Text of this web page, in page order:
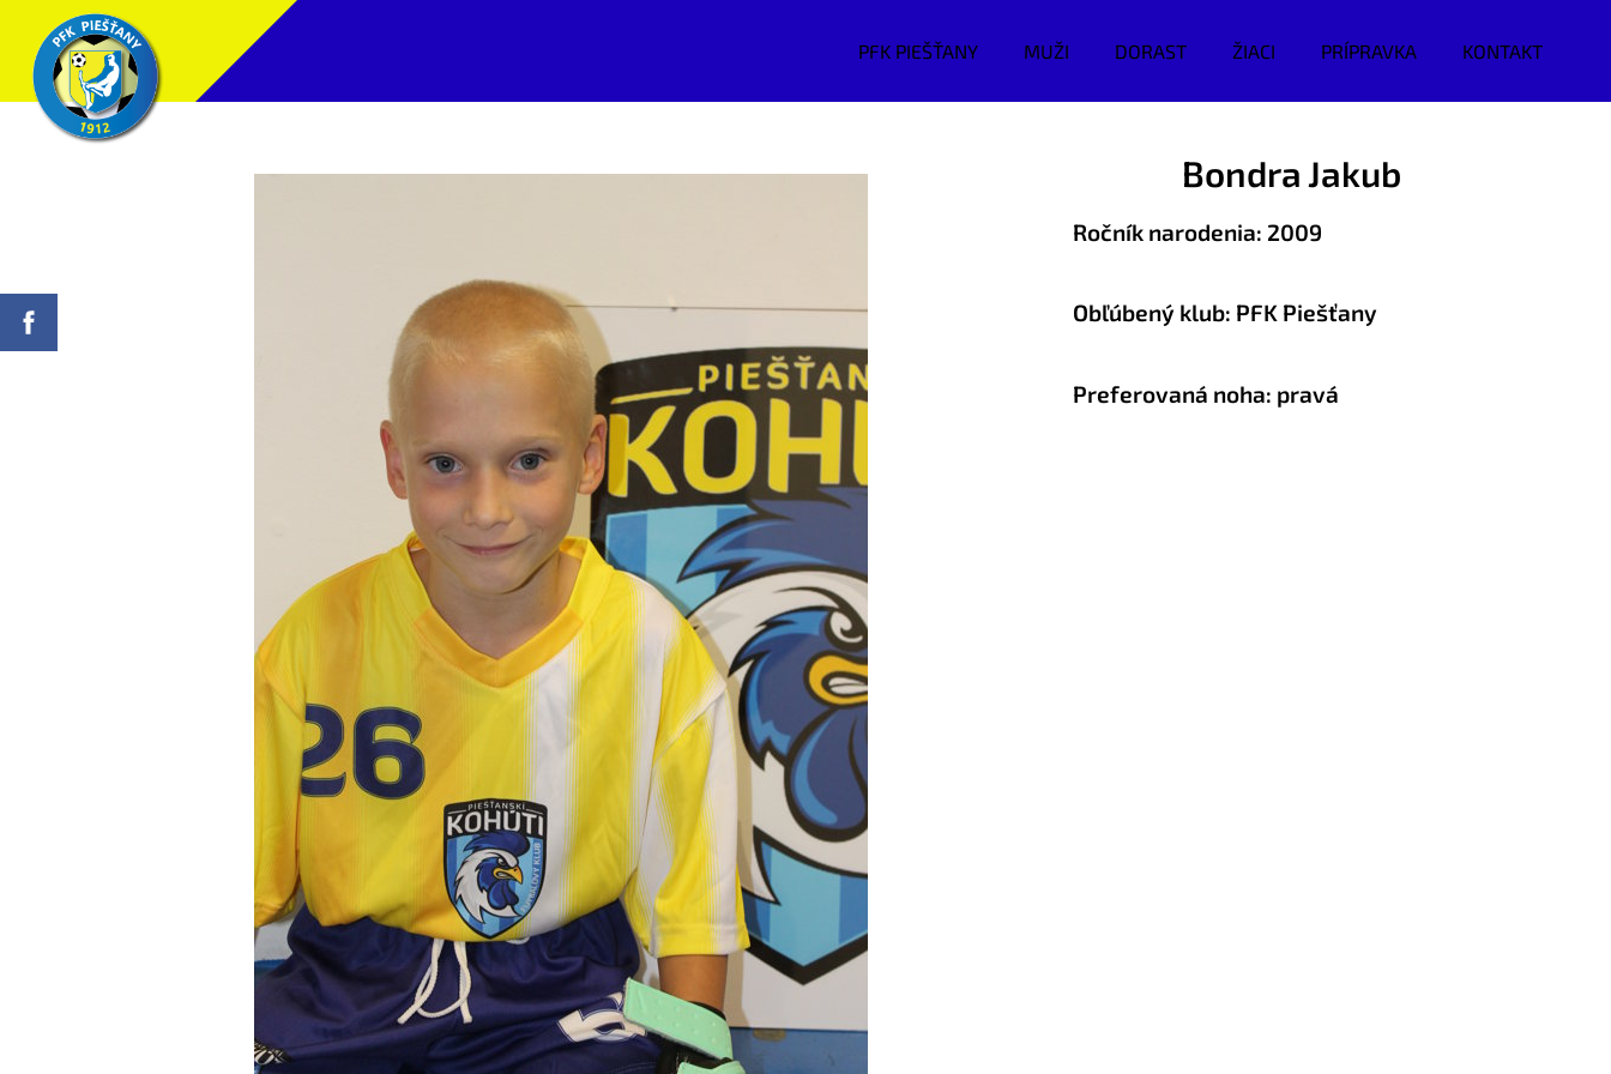
PFK PIEŠŤANY MUŽI DORAST ŽIACI PRÍPRAVKA KONTAKT
Bondra Jakub
Ročník narodenia: 2009
Obľúbený klub: PFK Piešťany
Preferovaná noha: pravá